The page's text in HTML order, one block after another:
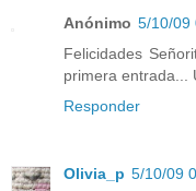
Anónimo 5/10/09
Felicidades
primera entrada...
Responder
Olivia_p 5/10/09